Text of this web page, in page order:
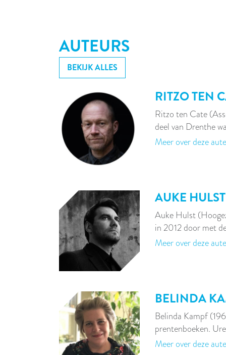
AUTEURS
BEKIJK ALLES
RITZO TEN
Ritzo ten Cate
deel van Drenthe
Meer over deze
AUKE HULST
Auke Hulst
in 2012 door met
Meer over deze
BELINDA
Belinda Kampf
prentenboeken.
Meer over deze